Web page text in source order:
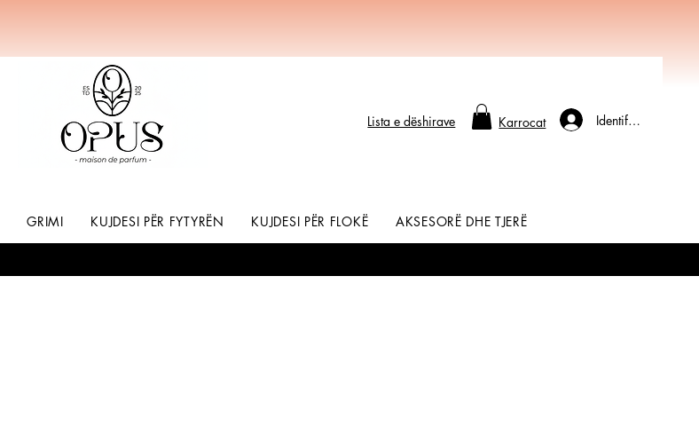
Lista e dëshirave Identifikohu
Karrocat
GRIMI KUJDESI PËR FYTYRËN KUJDESI PËR FLOKË AKSESORË DHE TJERË